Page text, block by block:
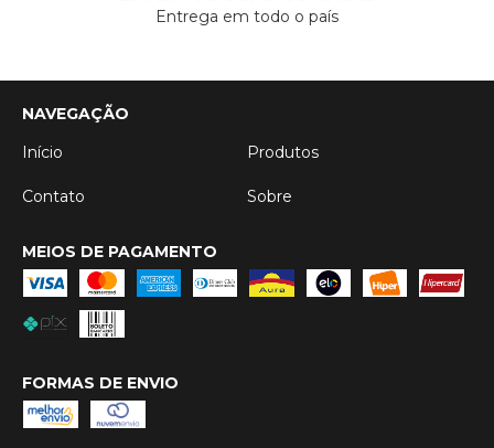
Entrega em todo o país
NAVEGAÇÃO
Início
Produtos
Contato Sobre
MEIOS DE PAGAMENTO
FORMAS DE ENVIO